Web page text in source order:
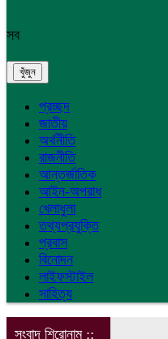
সব
প্রচ্ছদ
জাতীয়
অর্থনীতি
রাজনীতি
আন্তর্জাতিক
আইন-অপরাধ
খেলাধুলা
তথ্যপ্রযুক্তি
প্রবাস
বিনোদন
লাইফস্টাইল
সাহিত্য
সংবাদ শিরোনাম ::